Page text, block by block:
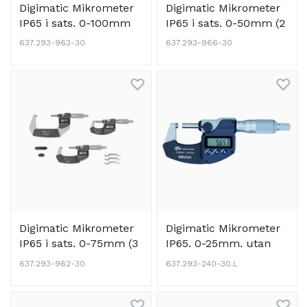
Digimatic Mikrometer
IP65 i sats. 0-100mm
(4 st.)
637.293-963-30
Digimatic Mikrometer
IP65 i sats. 0-50mm (2
st.)
637.293-966-30
Digimatic Mikrometer
IP65 i sats. 0-75mm (3
st.)
637.293-962-30
Digimatic Mikrometer
IP65. 0-25mm. utan
datautgång
637.293-240-30.L